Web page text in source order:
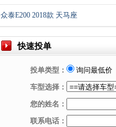
众泰E200 2018款 天马座
快速投单
投单类型： 询问最低价
车型选择：
您的姓名：
联系电话：